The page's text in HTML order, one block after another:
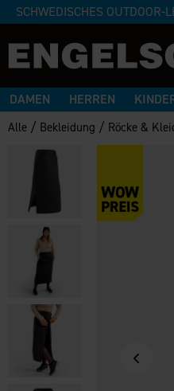
SCHWEDISCHES OUTDOOR-
DAMEN HERREN
Alle / Bekleidung / Röcke &